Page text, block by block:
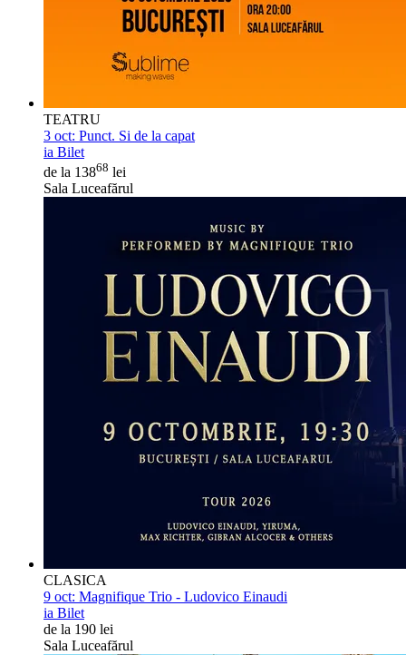
TEATRU
3 oct: Punct. Si de la capat
ia Bilet
de la 13868 lei
Sala Luceafărul
CLASICA
9 oct: Magnifique Trio - Ludovico Einaudi
ia Bilet
de la 190 lei
Sala Luceafărul